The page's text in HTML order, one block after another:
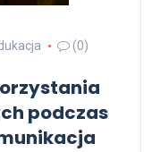
(0)
podczas